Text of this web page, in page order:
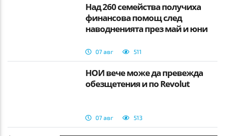
Над 260 семейства получиха
финансова помощ след
наводненията през май и юни
07 авг 511
НОИ вече може да превежда
обезщетения и по Revolut
07 авг 513